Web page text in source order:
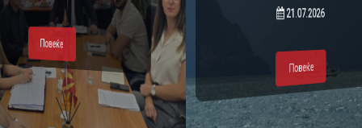
21.07.2026
Повеќе
Повеќе